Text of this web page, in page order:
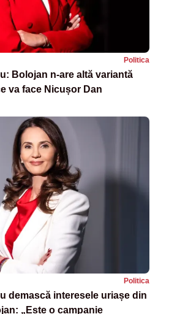
Politica
Bolojan n-are altă variantă
va face Nicușor Dan
Politica
demască interesele uriașe din
„Este o campanie